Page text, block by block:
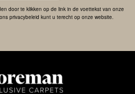
door te klikken op de link in de voettekst van onze
privacybeleid kunt u terecht op onze website.